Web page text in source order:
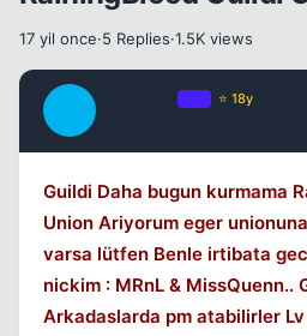
17 yil once·5 Replies·1.5K views
⭐ 18y
Guildi Daha bugun kurmama
Union Ariyorum eger
varsa lütfen Benle irtibata
nickim : MRnL & MissQuenn..
Arkadaslarda pm atabilirler